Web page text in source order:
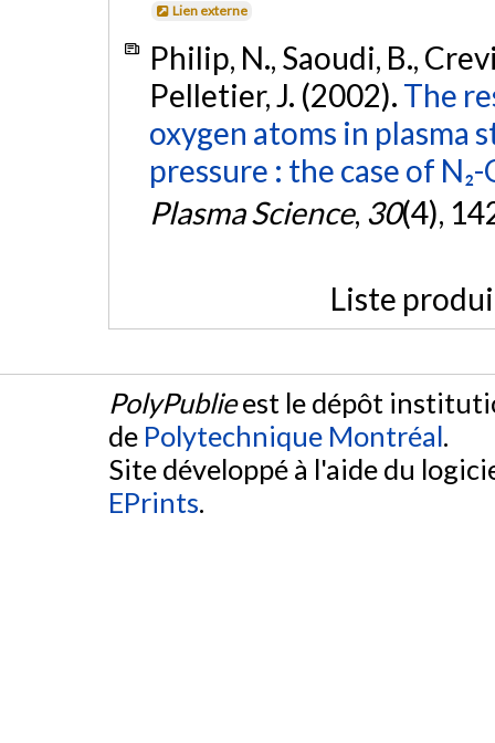
Lien externe
Philip, N., Saoudi, B.,
Pelletier, J. (2002). The
oxygen atoms in plasma
pressure : the case of
Plasma Science, 30(4),
Liste
PolyPublieest le dépôt
de Polytechnique Montréal.
Site développé à l'aide du
EPrints.